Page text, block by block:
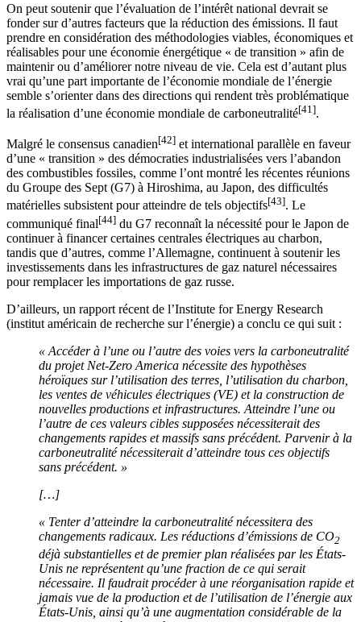
On peut soutenir que l’évaluation de l’intérêt national devrait se
fonder sur d’autres facteurs que la réduction des émissions. Il faut
prendre en considération des méthodologies viables, économiques et
réalisables pour une économie énergétique « de transition » afin de
maintenir ou d’améliorer notre niveau de vie. Cela est d’autant plus
vrai qu’une part importante de l’économie mondiale de l’énergie
semble s’orienter dans des directions qui rendent très problématique
la réalisation d’une économie mondiale de carboneutralité[41].
Malgré le consensus canadien[42] et international parallèle en faveur
d’une « transition » des démocraties industrialisées vers l’abandon
des combustibles fossiles, comme l’ont montré les récentes réunions
du Groupe des Sept (G7) à Hiroshima, au Japon, des difficultés
matérielles subsistent pour atteindre de tels objectifs[43]. Le
communiqué final[44] du G7 reconnaît la nécessité pour le Japon de
continuer à financer certaines centrales électriques au charbon,
tandis que d’autres, comme l’Allemagne, continuent à soutenir les
investissements dans les infrastructures de gaz naturel nécessaires
pour remplacer les importations de gaz russe.
D’ailleurs, un rapport récent de l’Institute for Energy Research
(institut américain de recherche sur l’énergie) a conclu ce qui suit :
« Accéder à l’une ou l’autre des voies vers la carboneutralité
du projet Net-Zero America nécessite des hypothèses
héroïques sur l’utilisation des terres, l’utilisation du charbon,
les ventes de véhicules électriques (VE) et la construction de
nouvelles productions et infrastructures. Atteindre l’une ou
l’autre de ces valeurs cibles supposées nécessiterait des
changements rapides et massifs sans précédent. Parvenir à la
carboneutralité nécessiterait d’atteindre tous ces objectifs
sans précédent. »
[…]
« Tenter d’atteindre la carboneutralité nécessitera des
changements radicaux. Les réductions d’émissions de CO2
déjà substantielles et de premier plan réalisées par les États-
Unis ne représentent qu’une fraction de ce qui serait
nécessaire. Il faudrait procéder à une réorganisation rapide et
jamais vue de la production et de l’utilisation de l’énergie aux
États-Unis, ainsi qu’à une augmentation considérable de la